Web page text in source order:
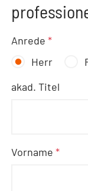
Anrede*
Herr
akad. Titel
Vorname*